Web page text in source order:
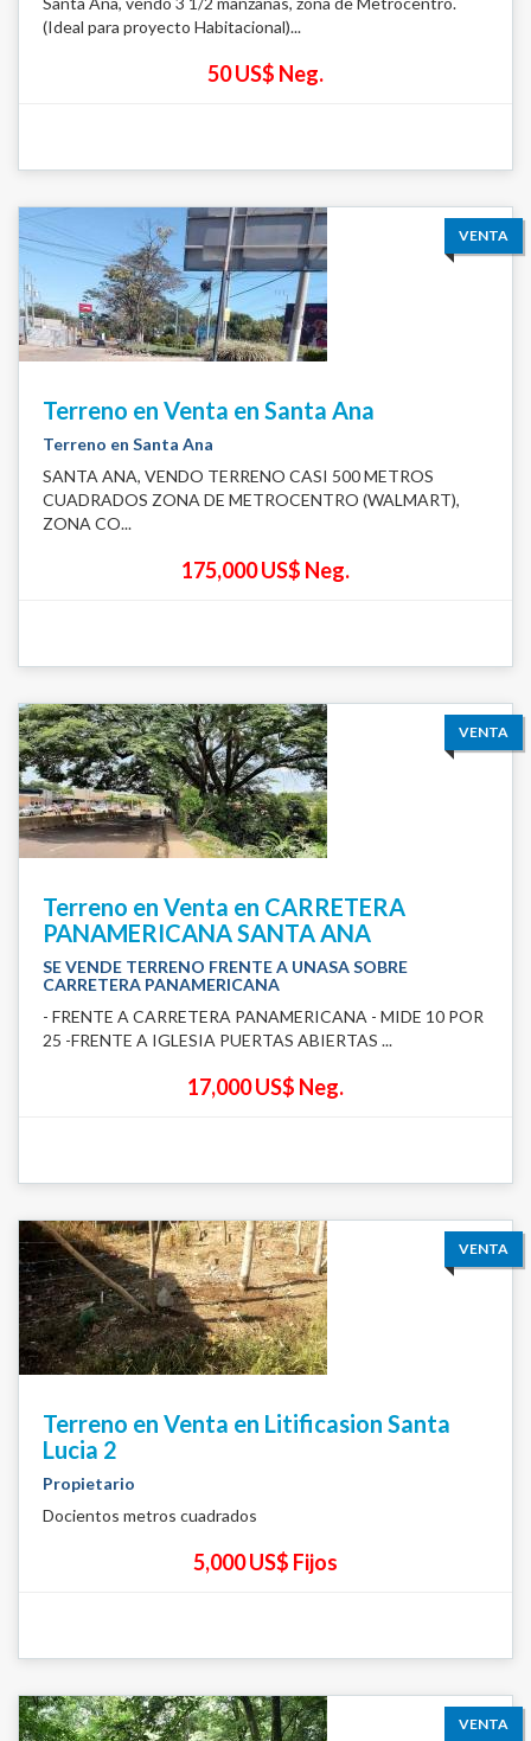
(Ideal para proyecto Habitacional)...
50 US$ Neg.
VENTA
Terreno en Venta en Santa Ana
Terreno en Santa Ana
SANTA ANA, VENDO TERRENO CASI 500 METROS
CUADRADOS ZONA DE METROCENTRO (WALMART),
ZONA CO...
175,000 US$ Neg.
VENTA
Terreno en Venta en CARRETERA
PANAMERICANA SANTA ANA
SE VENDE TERRENO FRENTE A UNASA SOBRE
CARRETERA PANAMERICANA
- FRENTE A CARRETERA PANAMERICANA - MIDE 10 POR
25 -FRENTE A IGLESIA PUERTAS ABIERTAS ...
17,000 US$ Neg.
VENTA
Terreno en Venta en Litificasion Santa
Lucia 2
Propietario
Docientos metros cuadrados
5,000 US$ Fijos
VENTA